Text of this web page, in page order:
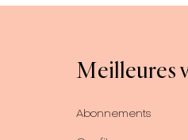
Meilleures
Abonnements